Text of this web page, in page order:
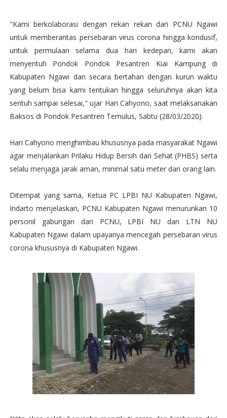
"Kami berkolaborasi dengan rekan rekan dari PCNU Ngawi
untuk memberantas persebaran virus corona hingga kondusif,
untuk permulaan selama dua hari kedepan, kami akan
menyentuh Pondok Pondok Pesantren Kiai Kampung di
Kabupaten Ngawi dan secara bertahan dengan kurun waktu
yang belum bisa kami tentukan hingga seluruhnya akan kita
sentuh sampai selesai," ujar Hari Cahyono, saat melaksanakan
Baksos di Pondok Pesantren Temulus, Sabtu (28/03/2020).
Hari Cahyono menghimbau khususnya pada masyarakat Ngawi
agar menjalankan Prilaku Hidup Bersih dan Sehat (PHBS) serta
selalu menjaga jarak aman, minimal satu meter dari orang lain.
Ditempat yang sama, Ketua PC LPBI NU Kabupaten Ngawi,
Indarto menjelaskan, PCNU Kabupaten Ngawi menurunkan 10
personil gabungan dari PCNU, LPBI NU dan LTN NU
Kabupaten Ngawi dalam upayanya mencegah persebaran virus
corona khususnya di Kabupaten Ngawi.